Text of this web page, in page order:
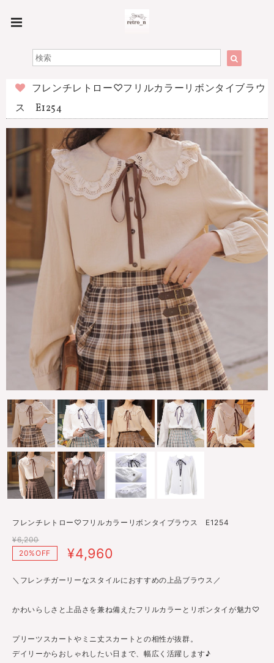
フレンチレトロー♡フリルカラーリボンタイブラウ
ス E1254
フレンチレトロー♡フリルカラーリボンタイブラウス E1254
¥6,200
20%OFF
¥4,960
＼フレンチガーリーなスタイルにおすすめの上品ブラウス／
かわいらしさと上品さを兼ね備えたフリルカラーとリボンタイが魅力♡
プリーツスカートやミニ丈スカートとの相性が抜群。
デイリーからおしゃれしたい日まで、幅広く活躍します♪